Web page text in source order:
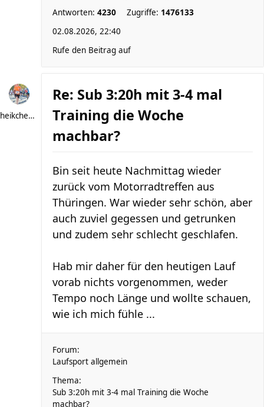
Antworten: 4230 Zugriffe: 1476133
02.08.2026, 22:40
Rufe den Beitrag auf
heikchen007
Re: Sub 3:20h mit 3-4 mal
Training die Woche
machbar?
Bin seit heute Nachmittag wieder
zurück vom Motorradtreffen aus
Thüringen. War wieder sehr schön, aber
auch zuviel gegessen und getrunken
und zudem sehr schlecht geschlafen.
Hab mir daher für den heutigen Lauf
vorab nichts vorgenommen, weder
Tempo noch Länge und wollte schauen,
wie ich mich fühle ...
Forum:
Laufsport allgemein
Thema:
Sub 3:20h mit 3-4 mal Training die Woche
machbar?